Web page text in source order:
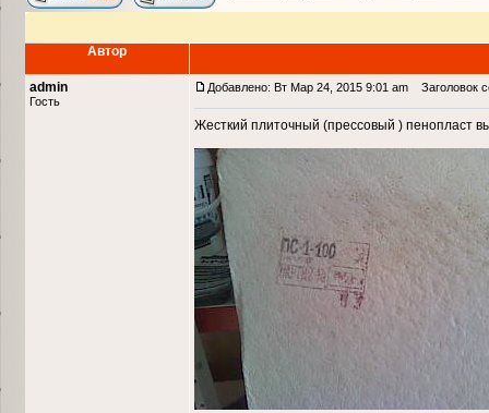
Автор
admin
Гость
Добавлено: Вт Мар 24, 2015 9:01 am Заголовок
Жесткий плиточный (прессовый ) пенопласт